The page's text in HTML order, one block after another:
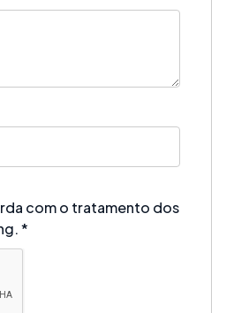
com o tratamento dos
*